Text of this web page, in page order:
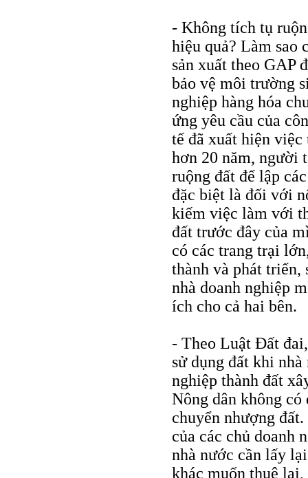
- Không tích tụ
hiệu quả? Làm sao
sản xuất theo GAP
bảo vệ môi trường
nghiệp hàng hóa
ứng yêu cầu của
tế đã xuất hiện
hơn 20 năm, người
ruộng đất để lập
đặc biệt là đối với
kiếm việc làm với
đất trước đây của
có các trang trại
thành và phát triển,
nhà doanh nghiệp
ích cho cả hai bên.
- Theo Luật Đất
sử dụng đất khi
nghiệp thành đất
Nông dân không
chuyển nhượng
của các chủ doanh
nhà nước cần lấy
khác muốn thuê